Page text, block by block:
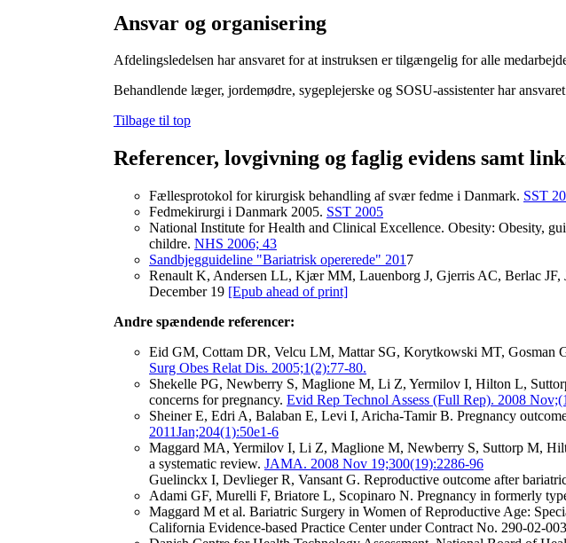
Ansvar og organisering
Afdelingsledelsen har ansvaret for at instruksen er tilgængelig for alle
Behandlende læger, jordemødre, sygeplejerske og SOSU-assistenter har
Tilbage til top
Referencer, lovgivning og faglig evidens samt
Fællesprotokol for kirurgisk behandling af svær fedme i Danmark. SST
Fedmekirurgi i Danmark 2005. SST 2005
National Institute for Health and Clinical Excellence. Obesity: Obesity,
childre. NHS 2006; 43
Sandbjegguideline "Bariatrisk opererede" 201 7
Renault K, Andersen LL, Kjær MM, Lauenborg J, Gjerris AC, Berlac
December 19 [Epub ahead of print]
Andre spændende referencer:
Eid GM, Cottam DR, Velcu LM, Mattar SG, Korytkowski MT, Gosman
Surg Obes Relat Dis. 2005;1(2):77-80.
Shekelle PG, Newberry S, Maglione M, Li Z, Yermilov I, Hilton L,
concerns for pregnancy. Evid Rep Technol Assess (Full Rep). 2008
Sheiner E, Edri A, Balaban E, Levi I, Aricha-Tamir B. Pregnancy
2011Jan;204(1):50e1-6
Maggard MA, Yermilov I, Li Z, Maglione M, Newberry S, Suttorp M,
a systematic review. JAMA. 2008 Nov 19;300(19):2286-96
Guelinckx I, Devlieger R, Vansant G. Reproductive outcome after
Adami GF, Murelli F, Briatore L, Scopinaro N. Pregnancy in formerly
Maggard M et al. Bariatric Surgery in Women of Reproductive Age:
California Evidence-based Practice Center under Contract No. 290-02-